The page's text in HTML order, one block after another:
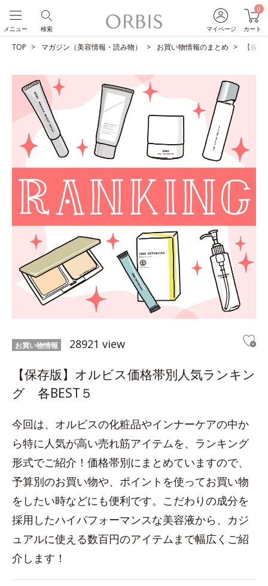
マイページ
0
カート
検索
メニュー
TOP マガジン（美容情報・読み物） お買い物情報のまとめ 【保
お買い物情報 28921 view
【保存版】オルビス価格帯別人気ランキン
グ 各BEST５
今回は、オルビスの化粧品やインナーケアの中か
ら特に人気が高い売れ筋アイテムを、ランキング
形式でご紹介！価格帯別にまとめていますので、
予算別のお買い物や、ポイントを使ってお買い物
をしたい時などにも便利です。こだわりの成分を
採用したハイパフォーマンスな美容液から、カジ
ュアルに使える数百円のアイテムまで幅広くご紹
介します！